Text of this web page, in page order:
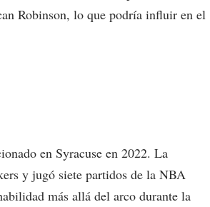
Robinson, lo que podría influir en el
en Syracuse en 2022. La
y jugó siete partidos de la NBA
más allá del arco durante la